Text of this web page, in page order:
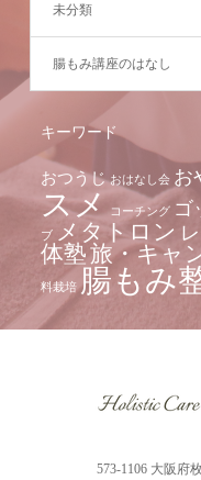
未分類
腸もみ講座のはなし
キーワード
おつうじ おはなし会 お
スメ コーチング ゴ
ブ
メタトロン
体塾旅・キャ
料栽培 腸もみ
573-1106 大阪府